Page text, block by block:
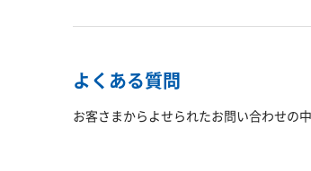
よくある質問
お客さまからよせられたお問い合わせの